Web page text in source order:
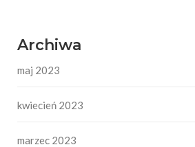
Archiwa
maj 2023
kwiecień 2023
marzec 2023